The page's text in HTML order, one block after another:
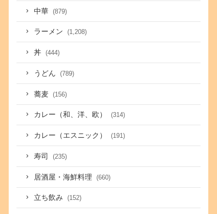
中華 (879)
ラーメン (1,208)
丼 (444)
うどん (789)
蕎麦 (156)
カレー（和、洋、欧） (314)
カレー（エスニック） (191)
寿司 (235)
居酒屋・海鮮料理 (660)
立ち飲み (152)